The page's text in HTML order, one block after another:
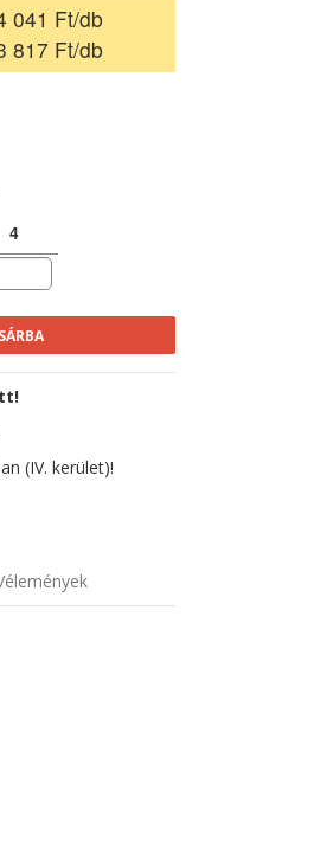
041 Ft/db
817 Ft/db
4
(IV. kerület)!